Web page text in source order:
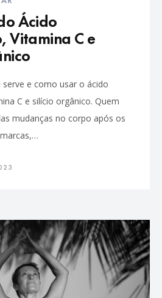
Ácido
Vitamina C e
serve e como usar o ácido
C e silício orgânico. Quem
mudanças no corpo após os